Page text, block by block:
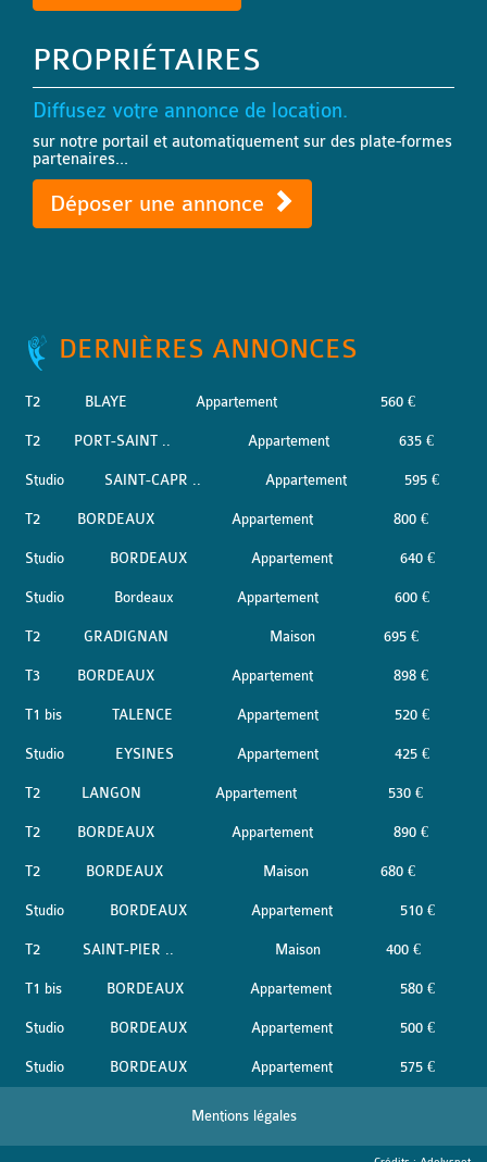
PROPRIÉTAIRES
Diffusez votre annonce de location.
sur notre portail et automatiquement sur des plate-formes
partenaires...
Déposer une annonce
DERNIÈRES ANNONCES
T2 BLAYE Appartement 560 €
T2 PORT-SAINT .. Appartement 635 €
Studio SAINT-CAPR .. Appartement 595 €
T2 BORDEAUX Appartement 800 €
Studio BORDEAUX Appartement 640 €
Studio Bordeaux Appartement 600 €
T2 GRADIGNAN Maison 695 €
T3 BORDEAUX Appartement 898 €
T1 bis TALENCE Appartement 520 €
Studio EYSINES Appartement 425 €
T2 LANGON Appartement 530 €
T2 BORDEAUX Appartement 890 €
T2 BORDEAUX Maison 680 €
Studio BORDEAUX Appartement 510 €
T2 SAINT-PIER .. Maison 400 €
T1 bis BORDEAUX Appartement 580 €
Studio BORDEAUX Appartement 500 €
Studio BORDEAUX Appartement 575 €
Mentions légales